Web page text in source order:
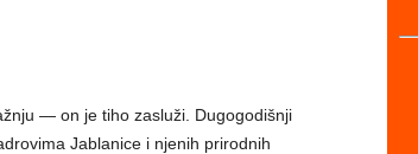
— on je tiho zasluži. Dugogodišnji
Jablanice i njenih prirodnih